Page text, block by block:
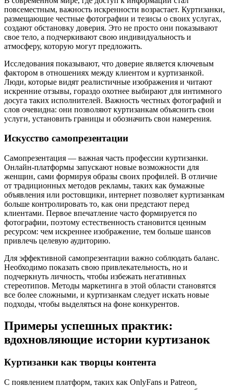
повсеместным, важность искренности возрастает. Куртизанки,
размещающие честные фотографии и тезисы о своих услугах,
создают обстановку доверия. Это не просто они показывают
свое тело, а подчеркивают свою индивидуальность и
атмосферу, которую могут предложить.
Исследования показывают, что доверие является ключевым
фактором в отношениях между клиентом и куртизанкой.
Люди, которые видят реалистичные изображения и читают
искренние отзывы, гораздо охотнее выбирают для интимного
досуга таких исполнителей. Важность честных фотографий и
слов очевидна: они позволяют куртизанкам объяснить свои
услуги, установить границы и обозначить свои намерения.
Искусство самопрезентации
Самопрезентация — важная часть профессии куртизанки.
Онлайн-платформы запускают новые возможности для
женщин, сами формируя образы своих профилей. В отличие
от традиционных методов рекламы, таких как бумажные
объявления или ростовщики, интернет позволяет куртизанкам
больше контролировать то, как они предстают перед
клиентами. Первое впечатление часто формируется по
фотографии, поэтому естественность становится ценным
ресурсом: чем искреннее изображение, тем больше шансов
привлечь целевую аудиторию.
Для эффективной самопрезентации важно соблюдать баланс.
Необходимо показать свою привлекательность, но и
подчеркнуть личность, чтобы избежать негативных
стереотипов. Методы маркетинга в этой области становятся
все более сложными, и куртизанкам следует искать новые
подходы, чтобы выделяться на фоне конкурентов.
Примеры успешных практик:
вдохновляющие истории куртизанок
Куртизанки как творцы контента
С появлением платформ, таких как OnlyFans и Patreon,